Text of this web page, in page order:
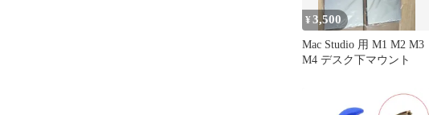
¥3,500
Mac Studio 用 M1 M2 M3
M4 デスク下マウント